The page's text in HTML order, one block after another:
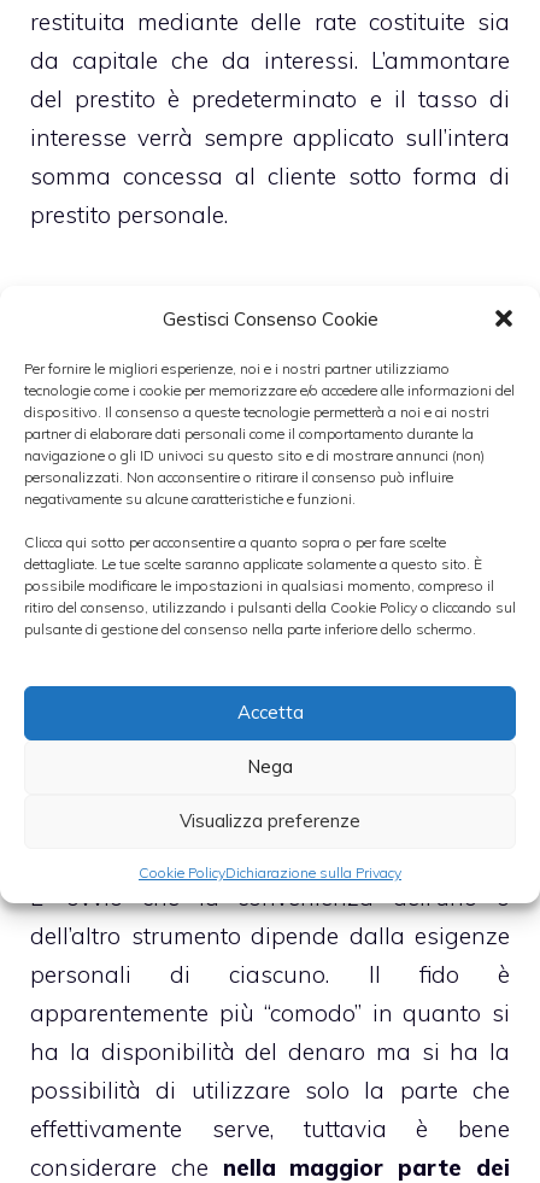
Gestisci Consenso Cookie
Per fornire le migliori esperienze, noi e i nostri partner utilizziamo
tecnologie come i cookie per memorizzare e/o accedere alle informazioni del
dispositivo. Il consenso a queste tecnologie permetterà a noi e ai nostri
partner di elaborare dati personali come il comportamento durante la
navigazione o gli ID univoci su questo sito e di mostrare annunci (non)
personalizzati. Non acconsentire o ritirare il consenso può influire
negativamente su alcune caratteristiche e funzioni.
Clicca qui sotto per acconsentire a quanto sopra o per fare scelte
dettagliate. Le tue scelte saranno applicate solamente a questo sito. È
possibile modificare le impostazioni in qualsiasi momento, compreso il
ritiro del consenso, utilizzando i pulsanti della Cookie Policy o cliccando sul
pulsante di gestione del consenso nella parte inferiore dello schermo.
Accetta
Nega
Visualizza preferenze
Cookie PolicyDichiarazione sulla Privacy
restituita mediante delle rate costituite sia
da capitale che da interessi. L’ammontare
del prestito è predeterminato e il tasso di
interesse verrà sempre applicato sull’intera
somma concessa al cliente sotto forma di
prestito personale.
Il fido può invece essere definito una somma
di denaro che viene messa a disposizione
del cliente, che può però scegliere di
utilizzarne solo una parte. In questo caso
interessi vengono applicati solo sulla
somma di denaro che il cliente ha
utilizzato. Il fido, inoltre, a differenza del
prestito non viene concesso mediante un
ne usufruisce attraverso lo “scoperto” sul
proprioconto correntefino a raggiungere
come soglia massima l’ammontare di
denaro autorizzato dalla banca.
E’ ovvio che la convenienza dell’uno o
dell’altro strumento dipende dalla esigenze
personali di ciascuno. Il fido è
apparentemente più “comodo” in quanto si
ha la disponibilità del denaro ma si ha la
possibilità di utilizzare solo la parte che
effettivamente serve, tuttavia è bene
considerare che nella maggior parte dei